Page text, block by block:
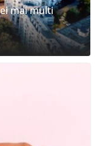
mai multi